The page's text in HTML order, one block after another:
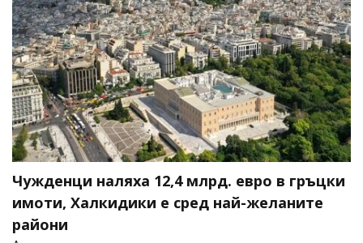
Чужденци наляха 12,4 млрд. евро в гръцки
имоти, Халкидики е сред най-желаните
райони